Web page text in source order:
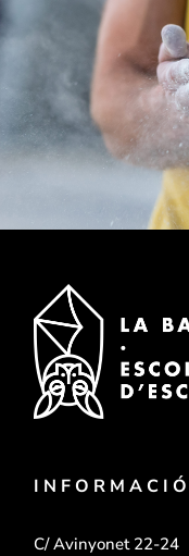
C/ Avinyonet 22-24